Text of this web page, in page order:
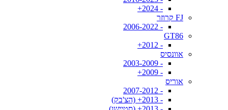
- 2024+
FJ קרוזר
- 2006-2022
GT86
- 2012+
אוונסיס
- 2003-2009
- 2009+
אוריס
- 2007-2012
- 2013+ (הצ'בק)